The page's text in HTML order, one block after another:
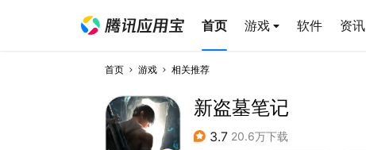
首页 游戏 软件 资讯
首页 游戏 相关推荐
新盗墓笔记
3.7 20.6万下载